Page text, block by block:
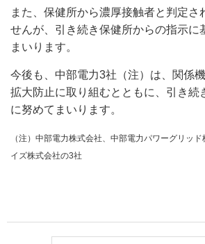
また、保健所から濃厚接触者と判定さ
せんが、引き続き保健所からの指示に
まいります。
今後も、中部電力3社（注）は、関係
拡大防止に取り組むとともに、引き続
に努めてまいります。
（注） 中部電力株式会社、中部電力パワーグリッド
イズ株式会社の3社